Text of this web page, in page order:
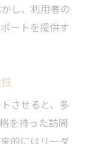
し、利用者の
ートを提供す
させると、多
を持った訪問
的にはリーダ